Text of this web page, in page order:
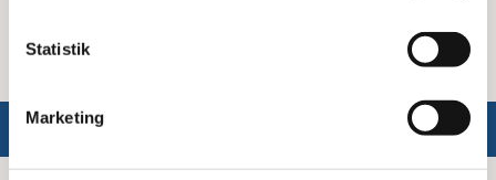
Statistik
Marketing